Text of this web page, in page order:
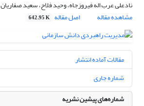
نادعلی عرب اله فیروزجاه، وحید فلاح، سعید صفاریان
مشاهده مقاله
اصل مقاله 642.95 K
مقالات آماده انتشار
شماره جاری
شماره‌های پیشین نشریه